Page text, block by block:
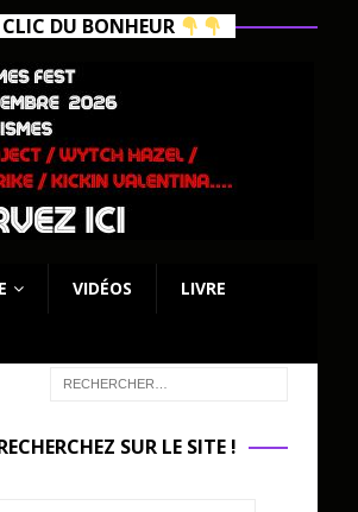
DU BONHEUR
VIDÉOS LIVRE
SUR LE SITE !